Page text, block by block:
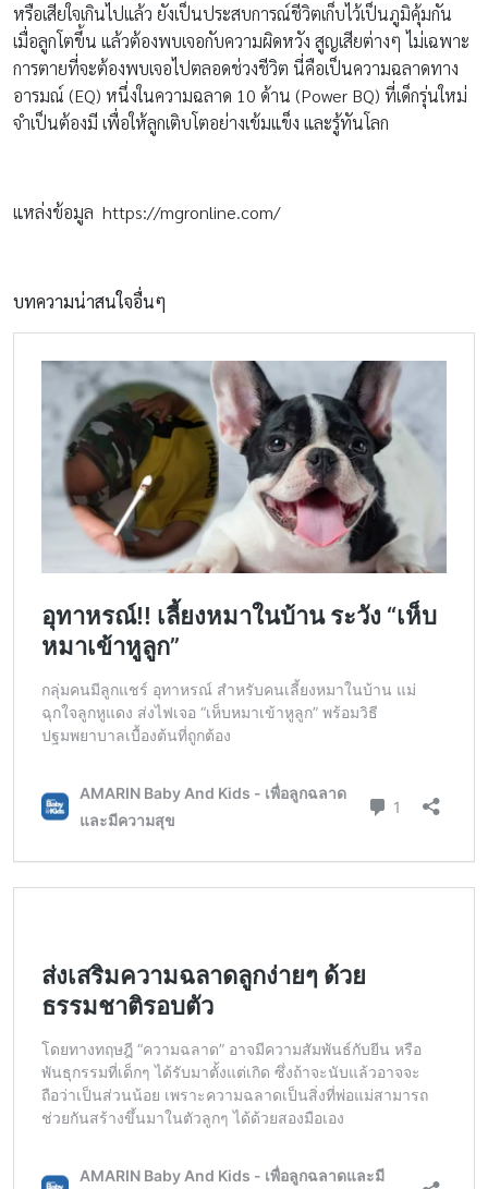
หรือเสียใจเกินไปแล้ว ยังเป็นประสบการณ์ชีวิตเก็บไว้เป็นภูมิคุ้มกัน
เมื่อลูกโตขึ้น แล้วต้องพบเจอกับความผิดหวัง สูญเสียต่างๆ ไม่เฉพาะ
การตายที่จะต้องพบเจอไปตลอดช่วงชีวิต นี่คือเป็นความฉลาดทาง
อารมณ์ (EQ) หนึ่งในความฉลาด 10 ด้าน (Power BQ) ที่เด็กรุ่นใหม่
จำเป็นต้องมี เพื่อให้ลูกเติบโตอย่างเข้มแข็ง และรู้ทันโลก
แหล่งข้อมูล https://mgronline.com/
บทความน่าสนใจอื่นๆ